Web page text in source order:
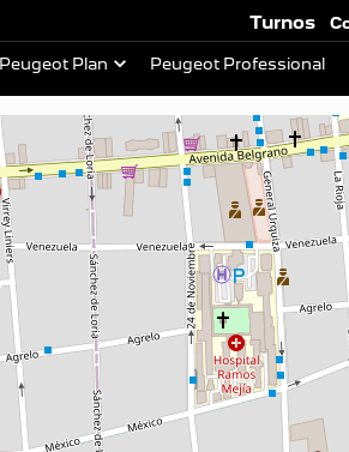
Turnos
Peugeot Plan Peugeot Professional